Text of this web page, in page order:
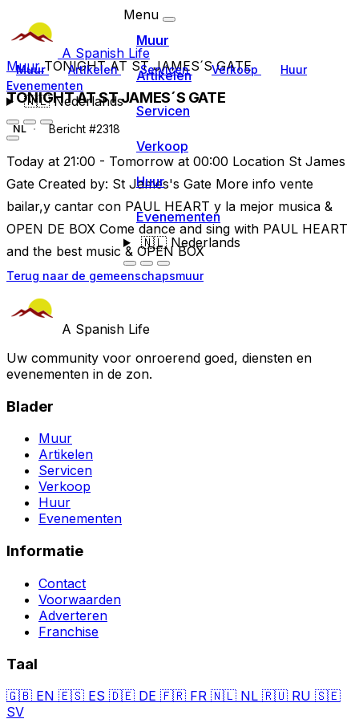
A Spanish Life
Muur Artikelen Servicen Verkoop
Huur
Evenementen
🇳🇱Nederlands
Menu
Muur
Artikelen
Servicen
Verkoop
Huur
Evenementen
🇳🇱Nederlands
MuurTONIGHT AT ST JAMES´S GATE
TONIGHT AT ST JAMES´S GATE
NL Bericht #2318
Today at 21:00 - Tomorrow at 00:00 Location St James
Gate Created by: St James's Gate More info vente
bailar,y cantar con PAUL HEART y la mejor musica &
OPEN DE BOX Come dance and sing with PAUL HEART
and the best music & OPEN BOX
Terug naar de gemeenschapsmuur
A Spanish Life
Uw community voor onroerend goed, diensten en
evenementen in de zon.
Blader
Muur
Artikelen
Servicen
Verkoop
Huur
Evenementen
Informatie
Contact
Voorwaarden
Adverteren
Franchise
Taal
🇬🇧 EN 🇪🇸 ES 🇩🇪 DE 🇫🇷 FR 🇳🇱 NL 🇷🇺 RU 🇸🇪
SV